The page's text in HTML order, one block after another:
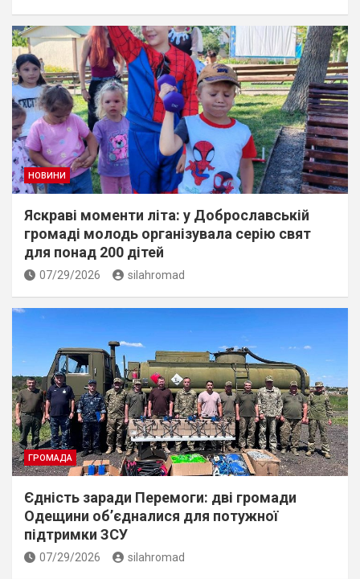
НОВИНИ
Яскраві моменти літа: у Доброславській
громаді молодь організувала серію свят
для понад 200 дітей
07/29/2026 silahromad
ГРОМАДА
Єдність заради Перемоги: дві громади
Одещини об’єдналися для потужної
підтримки ЗСУ
07/29/2026 silahromad